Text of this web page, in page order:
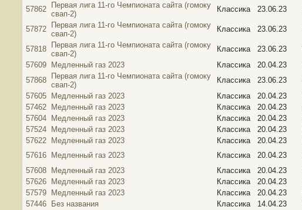
57862
Первая лига 11-го Чемпионата сайта (гомоку
свап-2)
Классика 23.06.23
57872
Первая лига 11-го Чемпионата сайта (гомоку
свап-2)
Классика 23.06.23
57818
Первая лига 11-го Чемпионата сайта (гомоку
свап-2)
Классика 23.06.23
57609
Медленный газ 2023 Классика 20.04.23
57868
Первая лига 11-го Чемпионата сайта (гомоку
свап-2)
Классика 23.06.23
57605
Медленный газ 2023 Классика 20.04.23
57462
Медленный газ 2023 Классика 20.04.23
57604
Медленный газ 2023 Классика 20.04.23
57524
Медленный газ 2023 Классика 20.04.23
57622
Медленный газ 2023 Классика 20.04.23
57616
Медленный газ 2023 Классика 20.04.23
57608
Медленный газ 2023 Классика 20.04.23
57626
Медленный газ 2023 Классика 20.04.23
57579
Медленный газ 2023 Классика 20.04.23
57446
Без названия Классика 14.04.23